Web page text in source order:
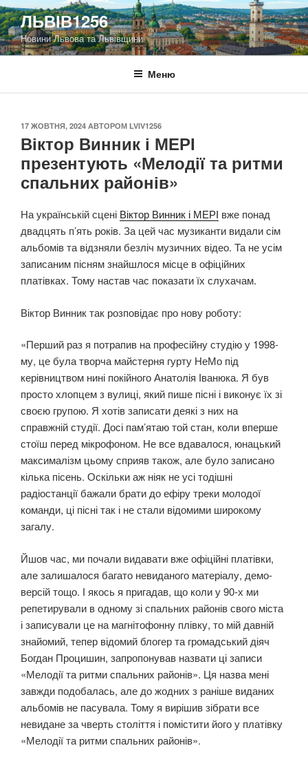
Перейти
до
вмісту
ЛЬВІВ1256
Новини Львова та Львівщини
Меню
ОПУБЛІКОВАНО
17 ЖОВТНЯ, 2024 АВТОРОМ LVIV1256
Віктор Винник і МЕРІ
презентують «Мелодії та ритми
спальних районів»
На українській сцені Віктор Винник і МЕРІ вже понад
двадцять п’ять років. За цей час музиканти видали сім
альбомів та відзняли безліч музичних відео. Та не усім
записаним пісням знайшлося місце в офіційних
платівках. Тому настав час показати їх слухачам.
Віктор Винник так розповідає про нову роботу:
«Перший раз я потрапив на професійну студію у 1998-
му, це була творча майстерня гурту НеМо під
керівництвом нині покійного Анатолія Іванюка. Я був
просто хлопцем з вулиці, який пише пісні і виконує їх зі
своєю групою. Я хотів записати деякі з них на
справжній студії. Досі пам’ятаю той стан, коли вперше
стоїш перед мікрофоном. Не все вдавалося, юнацький
максималізм цьому сприяв також, але було записано
кілька пісень. Оскільки аж ніяк не усі тодішні
радіостанції бажали брати до ефіру треки молодої
команди, ці пісні так і не стали відомими широкому
загалу.
Йшов час, ми почали видавати вже офіційні платівки,
але залишалося багато невиданого матеріалу, демо-
версій тощо. І якось я пригадав, що коли у 90-х ми
репетирували в одному зі спальних районів свого міста
і записували це на магнітофонну плівку, то мій давній
знайомий, тепер відомий блогер та громадський діяч
Богдан Процишин, запропонував назвати ці записи
«Мелодії та ритми спальних районів». Ця назва мені
завжди подобалась, але до жодних з раніше виданих
альбомів не пасувала. Тому я вирішив зібрати все
невидане за чверть століття і помістити його у платівку
«Мелодії та ритми спальних районів».